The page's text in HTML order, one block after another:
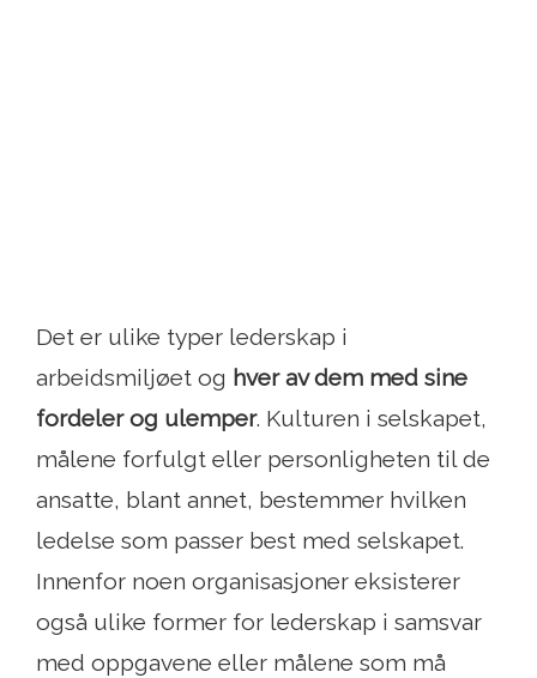
Det er ulike typer lederskap i
arbeidsmiljøet og hver av dem med sine
fordeler og ulemper. Kulturen i selskapet,
målene forfulgt eller personligheten til de
ansatte, blant annet, bestemmer hvilken
ledelse som passer best med selskapet.
Innenfor noen organisasjoner eksisterer
også ulike former for lederskap i samsvar
med oppgavene eller målene som må